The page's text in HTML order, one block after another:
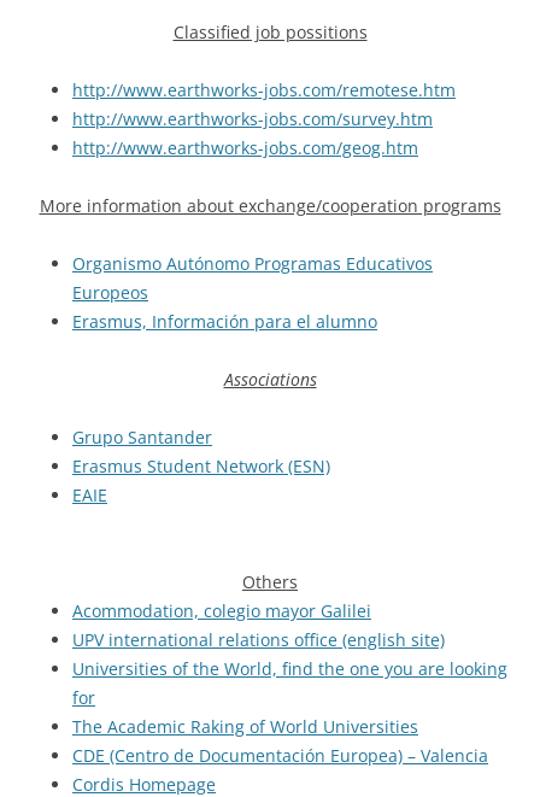
Classified job possitions
http://www.earthworks-jobs.com/remotese.htm
http://www.earthworks-jobs.com/survey.htm
http://www.earthworks-jobs.com/geog.htm
More information about exchange/cooperation programs
Organismo Autónomo Programas Educativos
Europeos
Erasmus, Información para el alumno
Associations
Grupo Santander
Erasmus Student Network (ESN)
EAIE
Others
Acommodation, colegio mayor Galilei
UPV international relations office (english site)
Universities of the World, find the one you are looking
for
The Academic Raking of World Universities
CDE (Centro de Documentación Europea) – Valencia
Cordis Homepage